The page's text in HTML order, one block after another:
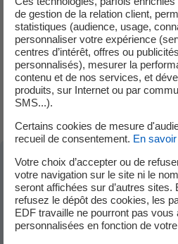
Si vous avez besoin d'une
souscrivez une offre d'électricité
en service s'effectue dans un
compter de la date de signature
Dans la même sous-
Souscrire"
de gestion de la relation client,
statistiques (audience, usage,
personnaliser votre expérience
centres d’intérêt, offres ou
personnalisés), mesurer la
contenu et de nos services, et
produits, sur Internet ou par
SMS...).
Certains cookies de mesure
recueil de consentement. En
Votre choix d’accepter ou de
votre navigation sur le site ni le
seront affichées sur d’autres sites.
refusez le dépôt des cookies, les
EDF travaille ne pourront pas
personnalisées en fonction de